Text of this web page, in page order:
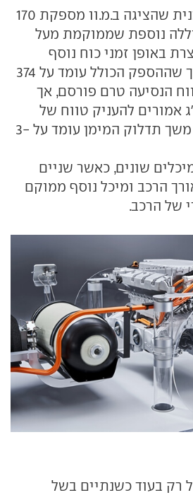
יחידת ההנעה המימנית שהציגה ב.מ.וו מספקת 170
נוספת שממוקמת מעל
באופן זמני כוח נוסף
להאצה או עקיפה, כך שההספק הכולל עומד על 374
הנסיעה טרם פורסם, אך
מימן של 6 ק"ג אמורים להעניק טווח של
כ-500 ק"מ לפחות. משך תדלוק המימן עומד על 3-
יאוחסן ב-3 מיכלים שונים, כאשר שניים
הרכב ומיכל נוסף ממוקם
של הרכב.
רק בעוד כשנתיים בשל